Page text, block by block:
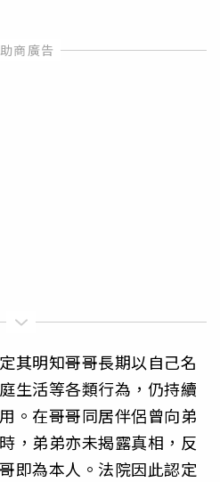
其明知哥哥長期以自己名
生活等各類行為，仍持續
。在哥哥同居伴侶曾向弟
，弟弟亦未揭露真相，反
即為本人。法院因此認定